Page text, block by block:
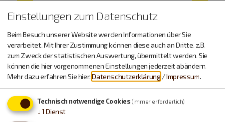
Wetter
Einstellungen zum Datenschutz
Beim Besuch unserer Website werden Informationen über Sie
verarbeitet. Mit Ihrer Zustimmung können diese auch an Dritte, z.B.
zum Zweck der statistischen Auswertung, übermittelt werden. Sie
können die hier vorgenommenen Einstellungen jederzeit abändern.
Mehr dazu erfahren Sie hier:Datenschutzerklärung /Impressum.
Technisch notwendige Cookies (immer erforderlich)
↓ 1 Dienst